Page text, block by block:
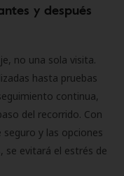
y después
no una sola visita.
hasta pruebas
continua,
del recorrido. Con
y las opciones
se evitará el estrés de